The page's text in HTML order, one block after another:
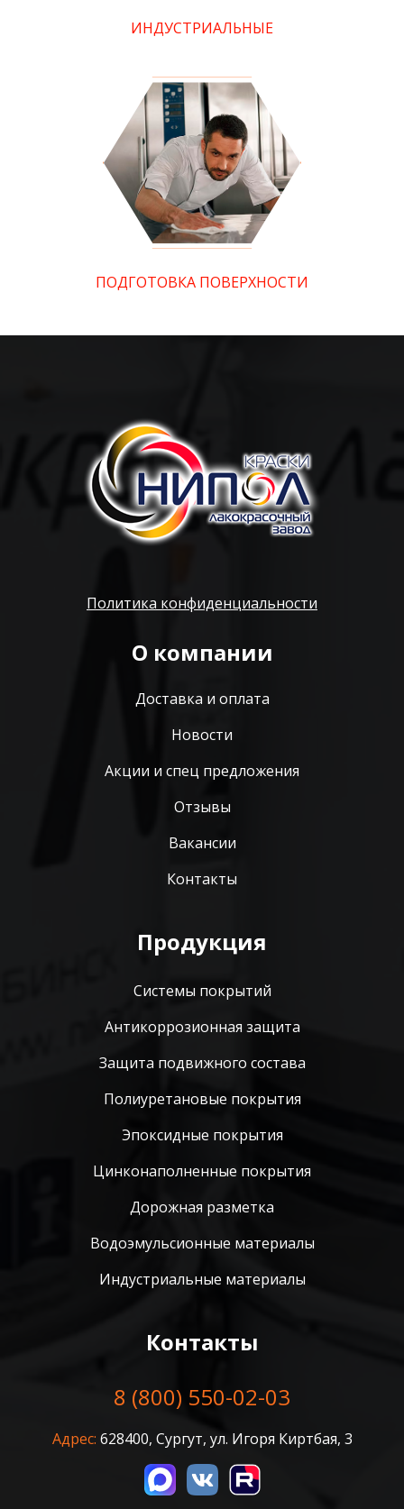
ИНДУСТРИАЛЬНЫЕ
ПОДГОТОВКА ПОВЕРХНОСТИ
Политика конфиденциальности
О компании
Доставка и оплата
Новости
Акции и спец предложения
Отзывы
Вакансии
Контакты
Продукция
Системы покрытий
Антикоррозионная защита
Защита подвижного состава
Полиуретановые покрытия
Эпоксидные покрытия
Цинконаполненные покрытия
Дорожная разметка
Водоэмульсионные материалы
Индустриальные материалы
Контакты
8 (800) 550-02-03
Адрес: 628400, Сургут, ул. Игоря Киртбая, 3